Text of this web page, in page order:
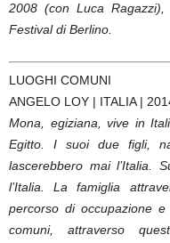
2008 (con Luca Ragazzi),
Festival di Berlino.
LUOGHI COMUNI
ANGELO LOY | ITALIA |
Mona, egiziana, vive in
Egitto. I suoi due figli,
lascerebbero mai l’Italia.
l’Italia. La famiglia
percorso di occupazione
comuni, attraverso